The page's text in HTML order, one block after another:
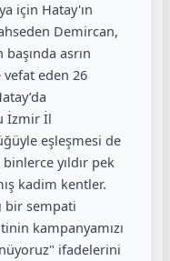
için Hatay'ın
Demircan,
asrın
eden 26
İzmir İl
eşleşmesi de
yıldır pek
kadim kentler.
bir sempati
kampanyamızı
ifadelerini